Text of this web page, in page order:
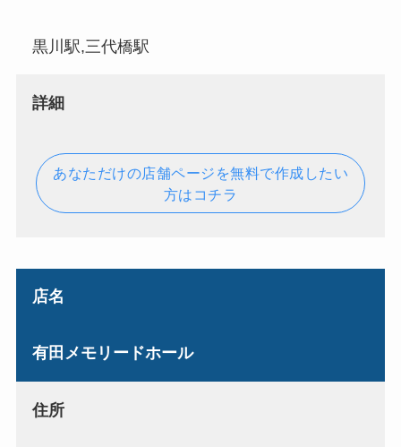
黒川駅,三代橋駅
詳細
あなただけの店舗ページを無料で作成したい
方はコチラ
店名
有田メモリードホール
住所